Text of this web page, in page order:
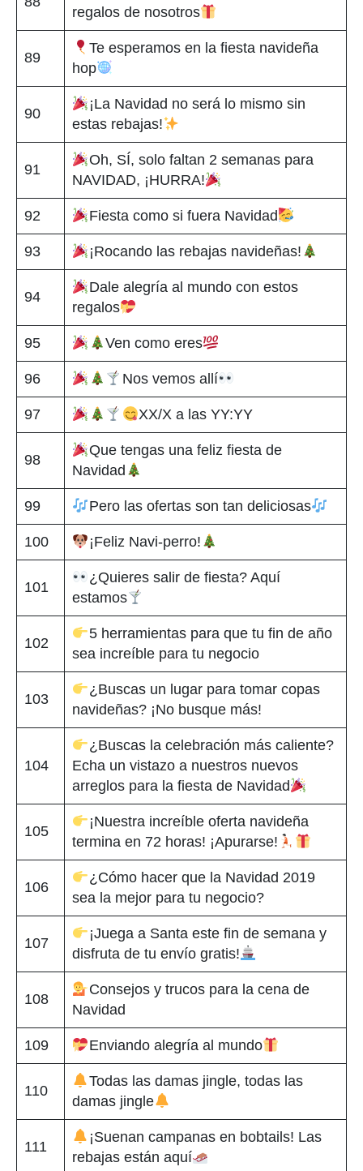
regalos de nosotros
89
Te esperamos en la fiesta navideña
hop
90
¡La Navidad no será lo mismo sin
estas rebajas!
91
Oh, SÍ, solo faltan 2 semanas para
NAVIDAD, ¡HURRA!
92 Fiesta como si fuera Navidad
93 ¡Rocando las rebajas navideñas!
94
Dale alegría al mundo con estos
regalos
95 Ven como eres
96 Nos vemos allí
97 XX/X a las YY:YY
98
Que tengas una feliz fiesta de
Navidad
99 Pero las ofertas son tan deliciosas
100 ¡Feliz Navi-perro!
101
¿Quieres salir de fiesta? Aquí
estamos
102
5 herramientas para que tu fin de año
sea increíble para tu negocio
103
¿Buscas un lugar para tomar copas
navideñas? ¡No busque más!
104
¿Buscas la celebración más caliente?
Echa un vistazo a nuestros nuevos
arreglos para la fiesta de Navidad
105
¡Nuestra increíble oferta navideña
termina en 72 horas! ¡Apurarse!
106
¿Cómo hacer que la Navidad 2019
sea la mejor para tu negocio?
107
¡Juega a Santa este fin de semana y
disfruta de tu envío gratis!
108
Consejos y trucos para la cena de
Navidad
109 Enviando alegría al mundo
110
Todas las damas jingle, todas las
damas jingle
111
¡Suenan campanas en bobtails! Las
rebajas están aquí